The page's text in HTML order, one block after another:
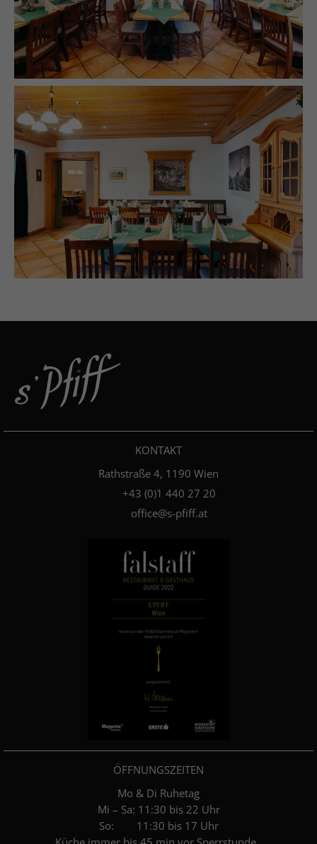
KONTAKT
Rathstraße 4, 1190 Wien
+4­3­ ­(0)­1 440 27 20
office@s-pfiff.at
ÖFFNUNGSZEITEN
Mo & Di Ruhetag
Mi – Sa: 11:30 bis 22 Uhr
So: 11:30 bis 17 Uhr